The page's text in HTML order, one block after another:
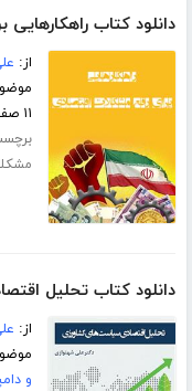
دانلود کتاب
از:
۱۱ صفحه
دانلود کتاب تحلیل
از:
و